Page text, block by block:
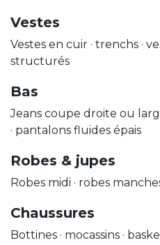
Vestes
Vestes en cuir · trenchs ·
structurés
Bas
Jeans coupe droite ou
· pantalons fluides épais
Robes & jupes
Robes midi · robes
Chaussures
Bottines · mocassins ·